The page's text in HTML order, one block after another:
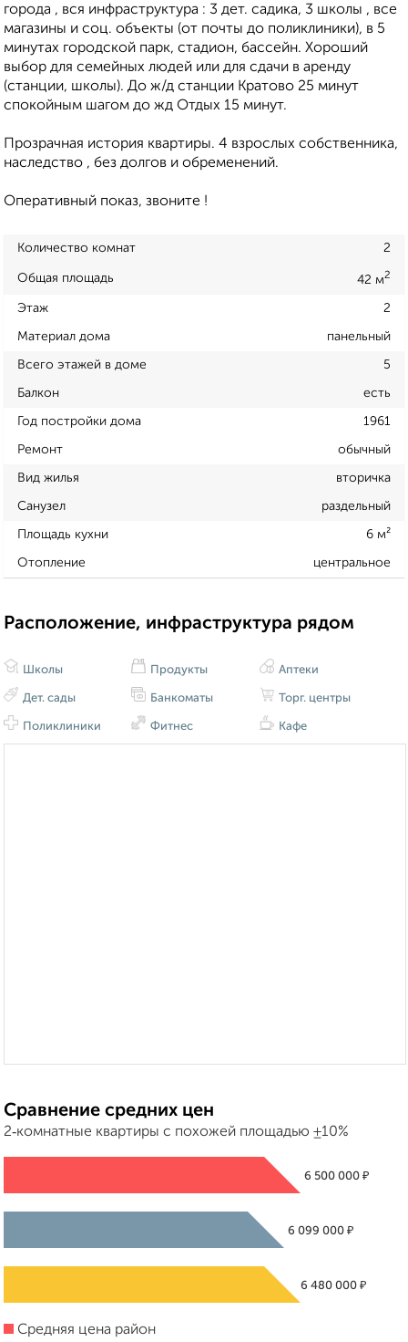
города , вся инфраструктура : 3 дет. садика, 3 школы , все
магазины и соц. объекты (от почты до поликлиники), в 5
минутах городской парк, стадион, бассейн. Хороший
выбор для семейных людей или для сдачи в аренду
(станции, школы). До ж/д станции Кратово 25 минут
спокойным шагом до жд Отдых 15 минут.
Прозрачная история квартиры. 4 взрослых собственника,
наследство , без долгов и обременений.
Оперативный показ, звоните !
Количество комнат 2
Общая площадь 42 м2
Этаж 2
Материал дома панельный
Всего этажей в доме 5
Балкон есть
Год постройки дома 1961
Ремонт обычный
Вид жилья вторичка
Санузел раздельный
Площадь кухни 6 м²
Отопление центральное
Расположение, инфраструктура рядом
Школы
Дет. сады
Поликлиники
Продукты
Банкоматы
Фитнес
Аптеки
Торг. центры
Кафе
Сравнение средних цен
2‑комнатные квартиры с похожей площадью ±10%
6 500 000 ₽
6 099 000₽
6 480 000 ₽
Средняя цена район